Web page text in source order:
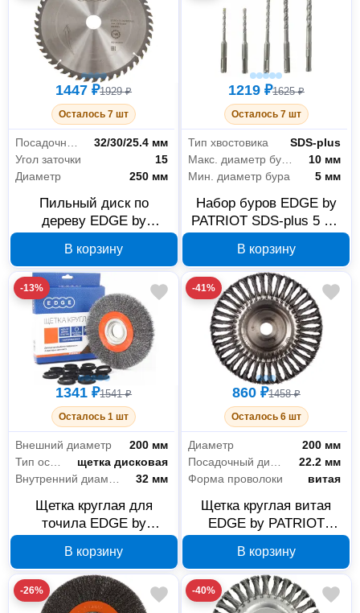
1447 ₽1929 ₽
Осталось 7 шт
Посадочный диаметр
32/30/25.4 мм
Угол заточки
15
Диаметр
250 мм
Пильный диск по
дереву EDGE by
мм, 48 зубьев, посадка
32/30/25.4 мм
В корзину
1219 ₽1625 ₽
Осталось 7 шт
Тип хвостовика
SDS-plus
Макс. диаметр буров
10 мм
Мин. диаметр бура
5 мм
Набор буров EDGE by
PATRIOT SDS-plus 5 шт
В корзину
-13%
1341 ₽1541 ₽
Осталось 1 шт
Внешний диаметр
200 мм
щетка дисковая
32 мм
Щетка круглая для
точила EDGE by
мм
В корзину
-41%
860 ₽1458 ₽
Осталось 6 шт
Диаметр
200 мм
22.2 мм
Форма проволоки
витая
Щетка круглая витая
EDGE by PATRIOT
22,2 мм
В корзину
-26% -40%